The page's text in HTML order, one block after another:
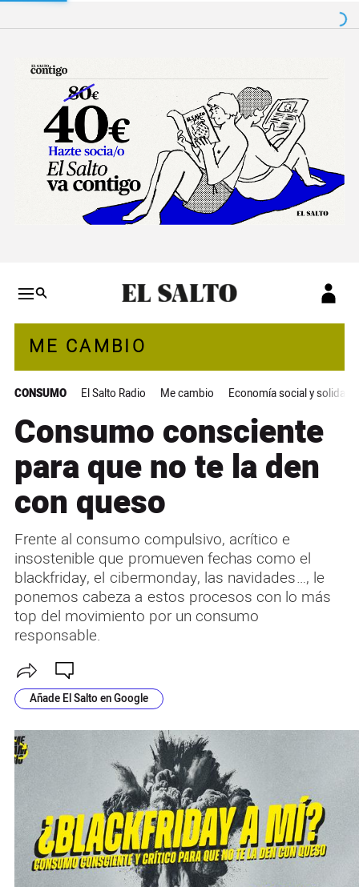
Salto a contenido
ME CAMBIO
CONSUMO El Salto Radio Me cambio Economía social y solidaria
Consumo consciente
para que no te la den
con queso
Frente al consumo compulsivo, acrítico e
insostenible que promueven fechas como el
blackfriday, el cibermonday, las navidades…, le
ponemos cabeza a estos procesos con lo más
top del movimiento por un consumo
responsable.
Añade El Salto en Google